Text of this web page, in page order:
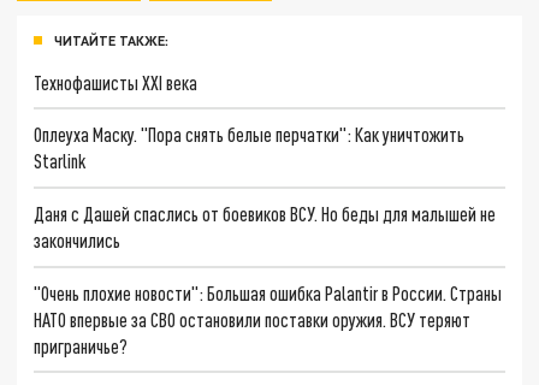
ЧИТАЙТЕ ТАКЖЕ:
Технофашисты XXI века
Оплеуха Маску. "Пора снять белые перчатки": Как уничтожить
Starlink
Даня с Дашей спаслись от боевиков ВСУ. Но беды для малышей не
закончились
"Очень плохие новости": Большая ошибка Palantir в России. Страны
НАТО впервые за СВО остановили поставки оружия. ВСУ теряют
приграничье?